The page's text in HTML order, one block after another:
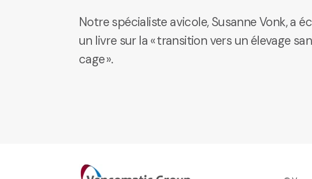
Notre spécialiste avicole, Susanne Vonk, a
un livre sur la « transition vers un élevage
cage ».